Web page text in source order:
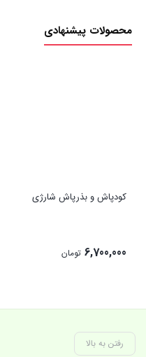
محصولات پیشنهادی
کودپاش و بذرپاش شارژی
6,700,000 تومان
رفتن به بالا